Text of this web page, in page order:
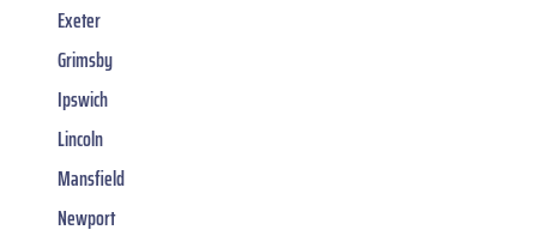
Exeter
Grimsby
Ipswich
Lincoln
Mansfield
Newport